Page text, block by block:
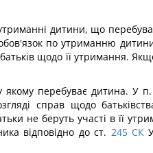
дитини, що
по утриманню
щодо її утримання.
якому перебуває дитина.
справ щодо
не беруть участі в її
відповідно до ст. 245 СК